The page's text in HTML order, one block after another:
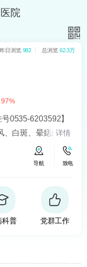
院
昨日浏览 982 总浏览 62.3万
97%
0535-6203592】
、白斑、晕痣的医
疑难病的诊治，尤
准分子激光以及外
、微小皮片移植、
详情
导航 致电
科普 党群工作